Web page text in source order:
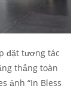
đặt tương tác
thẳng toàn
ảnh “In Bless